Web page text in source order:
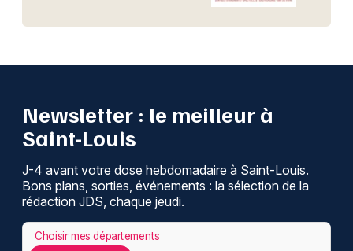
Newsletter : le meilleur à
Saint-Louis
J-4 avant votre dose hebdomadaire à Saint-Louis.
Bons plans, sorties, événements : la sélection de la
rédaction JDS, chaque jeudi.
Choisir mes départements